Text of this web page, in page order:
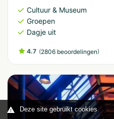
Deze site gebruikt cookies
Cultuur & Museum
Groepen
Dagje uit
4.7 (2806 beoordelingen)